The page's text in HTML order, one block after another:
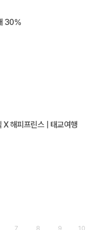
30%
해피프린스 | 태교여행
7 8 9 10